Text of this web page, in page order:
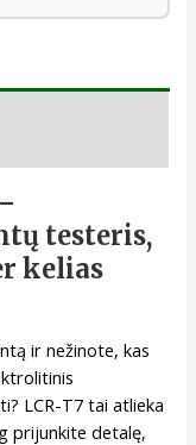
testeris,
kelias
ir nežinote, kas
LCR-T7 tai atlieka
prijunkite detalę,